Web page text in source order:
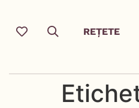
REȚETE